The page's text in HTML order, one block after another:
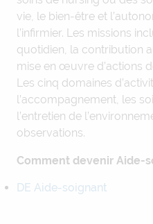
vie, le bien-être et
l’infirmier. Les missions
quotidien, la contribution
mise en œuvre d’actions
Les cinq domaines
l’accompagnement, les
l’entretien de
observations.
Comment devenir Aide-
DE Aide-soignant